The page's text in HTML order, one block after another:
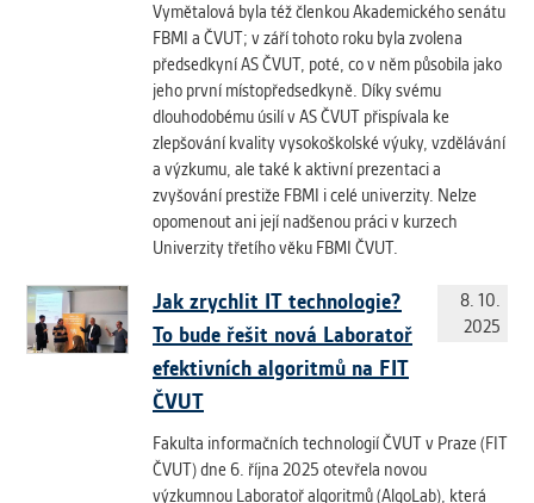
Vymětalová byla též členkou Akademického senátu
FBMI a ČVUT; v září tohoto roku byla zvolena
předsedkyní AS ČVUT, poté, co v něm působila jako
jeho první místopředsedkyně. Díky svému
dlouhodobému úsilí v AS ČVUT přispívala ke
zlepšování kvality vysokoškolské výuky, vzdělávání
a výzkumu, ale také k aktivní prezentaci a
zvyšování prestiže FBMI i celé univerzity. Nelze
opomenout ani její nadšenou práci v kurzech
Univerzity třetího věku FBMI ČVUT.
Jak zrychlit IT technologie?
To bude řešit nová Laboratoř
efektivních algoritmů na FIT
ČVUT
8. 10.
2025
Fakulta informačních technologií ČVUT v Praze (FIT
ČVUT) dne 6. října 2025 otevřela novou
výzkumnou Laboratoř algoritmů (AlgoLab), která